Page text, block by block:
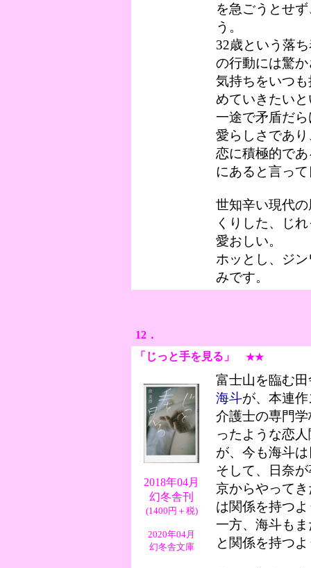
を急ごうとせ
う。
32歳という落
の行動には驚
気持ちをいつ
めていきたい
一途で矛盾だ
愛らしさであ
恋に積極的で
にあると言っ
世知辛い現代
くりした、じ
愛おしい。
ホッとし、ジ
みです。
12．
「じっと手を見る 」 ★★
2018年04月
幻冬舎刊
(1400円＋税)
2020年04月
幻冬舎文庫
富士山を臨む
海斗が、本連
介護士の専門
ったような恋
が、今も海斗
そして、日奈
京からやって
は関係を持つ
一方、海斗も
と関係を持つ